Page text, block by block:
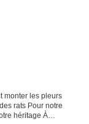
monter les pleurs
rats Pour notre
héritage À